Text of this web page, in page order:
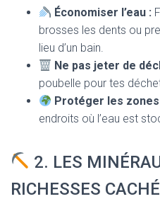
Économiser l’eau :
brosses les dents ou
lieu d’un bain.
Ne pas jeter de
poubelle pour tes
Protéger les zones
endroits où l’eau est
2. LES
RICHESSES